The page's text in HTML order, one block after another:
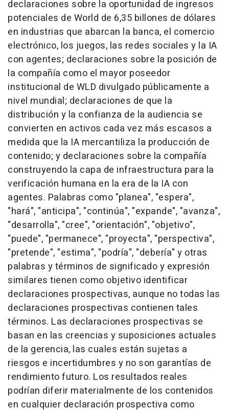
declaraciones sobre la oportunidad de ingresos
potenciales de World de 6,35 billones de dólares
en industrias que abarcan la banca, el comercio
electrónico, los juegos, las redes sociales y la IA
con agentes; declaraciones sobre la posición de
la compañía como el mayor poseedor
institucional de WLD divulgado públicamente a
nivel mundial; declaraciones de que la
distribución y la confianza de la audiencia se
convierten en activos cada vez más escasos a
medida que la IA mercantiliza la producción de
contenido; y declaraciones sobre la compañía
construyendo la capa de infraestructura para la
verificación humana en la era de la IA con
agentes. Palabras como "planea", "espera",
"hará", "anticipa", "continúa", "expande", "avanza",
"desarrolla", "cree", "orientación", "objetivo",
"puede", "permanece", "proyecta", "perspectiva",
"pretende", "estima", "podría", "debería" y otras
palabras y términos de significado y expresión
similares tienen como objetivo identificar
declaraciones prospectivas, aunque no todas las
declaraciones prospectivas contienen tales
términos. Las declaraciones prospectivas se
basan en las creencias y suposiciones actuales
de la gerencia, las cuales están sujetas a
riesgos e incertidumbres y no son garantías de
rendimiento futuro. Los resultados reales
podrían diferir materialmente de los contenidos
en cualquier declaración prospectiva como